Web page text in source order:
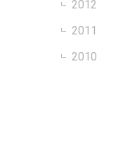
2012
2011
2010